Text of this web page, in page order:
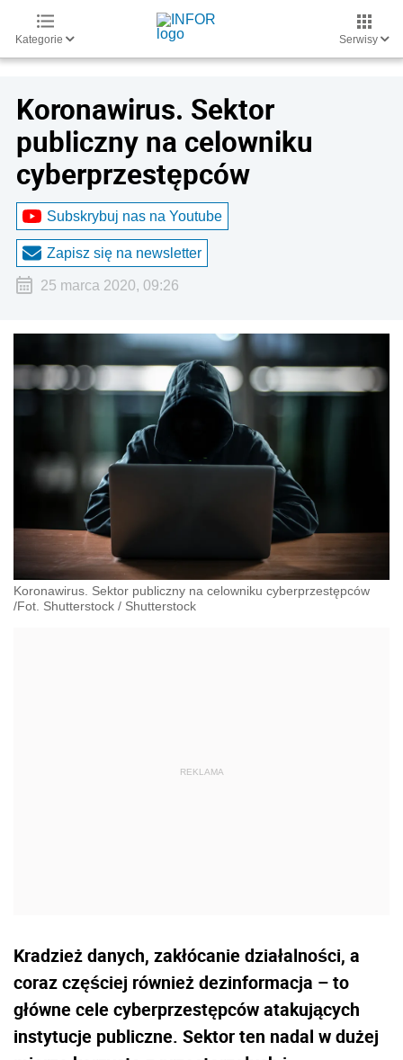
Kategorie Serwisy
Koronawirus. Sektor
publiczny na celowniku
cyberprzestępców
Subskrybuj nas na Youtube
Zapisz się na newsletter
25 marca 2020, 09:26
Koronawirus. Sektor publiczny na celowniku cyberprzestępców
/Fot. Shutterstock / Shutterstock
Kradzież danych, zakłócanie działalności, a
coraz częściej również dezinformacja – to
główne cele cyberprzestępców atakujących
instytucje publiczne. Sektor ten nadal w dużej